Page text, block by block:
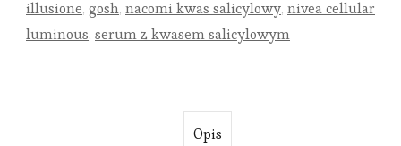
illusione, gosh, nacomi kwas salicylowy, nivea cellular
luminous, serum z kwasem salicylowym
Opis